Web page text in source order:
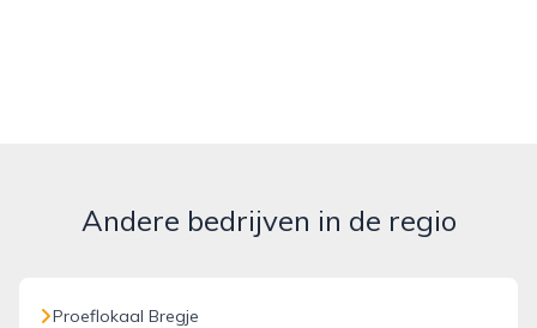
Andere bedrijven in de regio
Proeflokaal Bregje